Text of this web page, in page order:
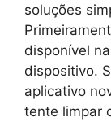
soluções
disponível
dispositivo.
aplicativo
tente limpar